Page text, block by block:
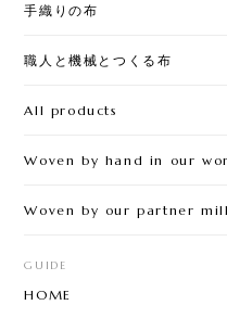
手織りの布
職人と機械とつくる布
All products
Woven by hand in our
Woven by our partner
GUIDE
HOME